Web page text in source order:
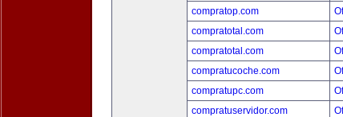
compratop.com
compratotal.com
compratotal.com
compratucoche.com
compratupc.com
compratuservidor.com